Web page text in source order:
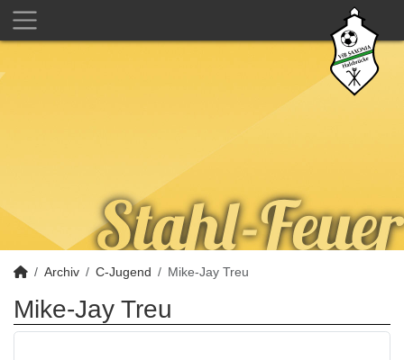
Archiv C-Jugend Mike-Jay Treu
Mike-Jay Treu